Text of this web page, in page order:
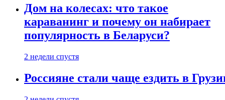
Дом на колесах: что такое
караванинг и почему он набирает
популярность в Беларуси?
2 недели спустя
Россияне стали чаще ездить в